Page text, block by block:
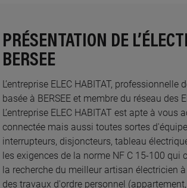
PRÉSENTATION DE
BERSEE
L’entreprise ELEC HABITAT,
basée à BERSEE et membre du réseau des
L’entreprise ELEC HABITAT est apte à
connectée mais aussi toutes sortes
interrupteurs, disjoncteurs, tableau
les exigences de la norme NF C 15-100 qui
la recherche du meilleur artisan électricien
des travaux d'ordre personnel